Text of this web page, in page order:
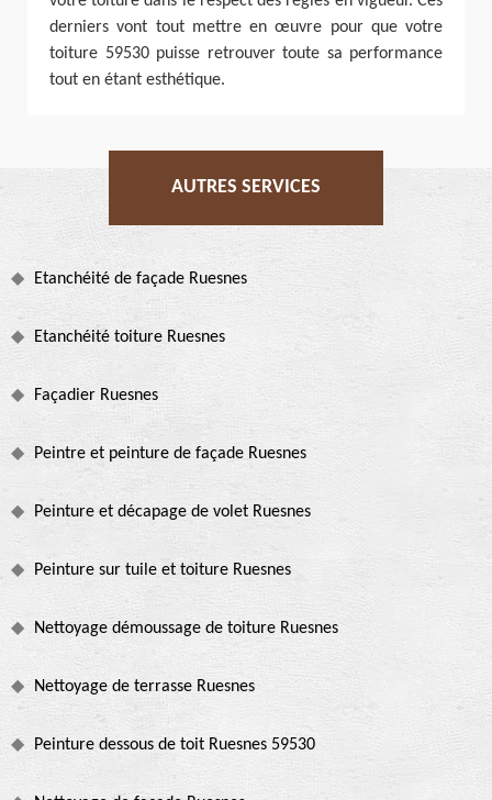
derniers vont tout mettre en œuvre pour que votre
toiture 59530 puisse retrouver toute sa performance
tout en étant esthétique.
AUTRES SERVICES
Etanchéité de façade Ruesnes
Etanchéité toiture Ruesnes
Façadier Ruesnes
Peintre et peinture de façade Ruesnes
Peinture et décapage de volet Ruesnes
Peinture sur tuile et toiture Ruesnes
Nettoyage démoussage de toiture Ruesnes
Nettoyage de terrasse Ruesnes
Peinture dessous de toit Ruesnes 59530